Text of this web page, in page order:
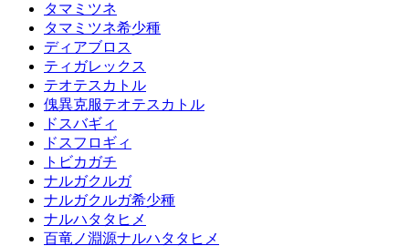
タマミツネ
タマミツネ希少種
ディアブロス
ティガレックス
テオテスカトル
傀異克服テオテスカトル
ドスバギィ
ドスフロギィ
トビカガチ
ナルガクルガ
ナルガクルガ希少種
ナルハタタヒメ
百竜ノ淵源ナルハタタヒメ